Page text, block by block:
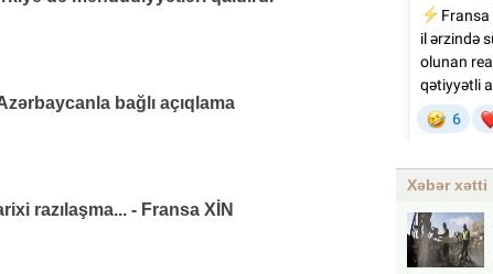
bağlı açıqlama
razılaşma... - Fransa XİN
Xəbər xətti